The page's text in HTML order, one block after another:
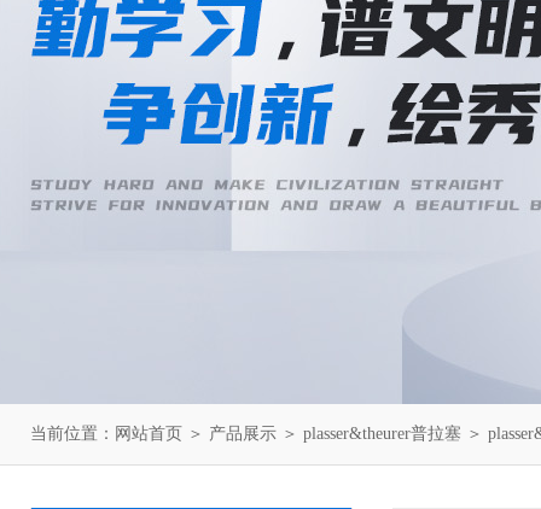
当前位置： 网站首页 ＞ 产品展示 ＞ plasser&theurer普拉塞 ＞